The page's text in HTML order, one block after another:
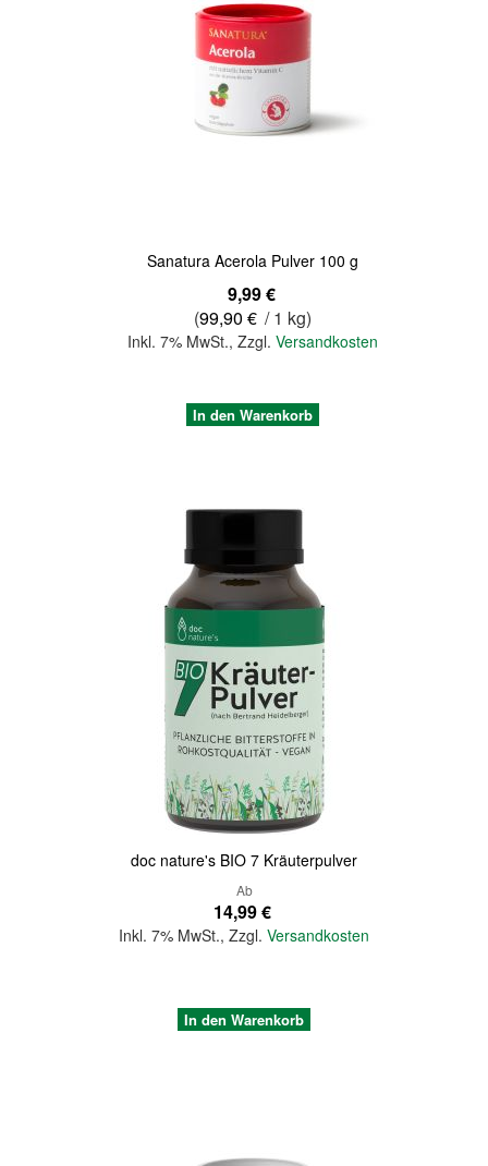
Sanatura Acerola Pulver 100 g
9,99 €
(99,90 € / 1 kg)
Inkl. 7% MwSt.,Zzgl.Versandkosten
In den Warenkorb
doc nature's BIO 7 Kräuterpulver
Ab
14,99 €
Inkl. 7% MwSt., Zzgl. Versandkosten
In den Warenkorb